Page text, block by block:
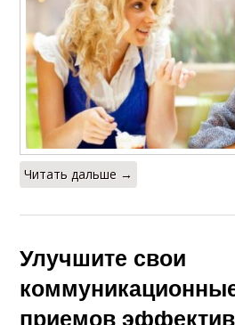
Читать дальше →
Улучшите свои
приемов